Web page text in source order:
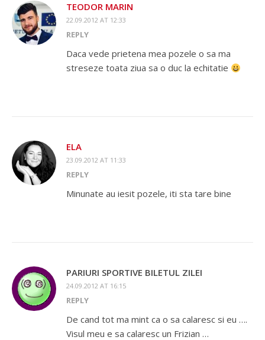
TEODOR MARIN
22.09.2012 AT 12:33
REPLY
Daca vede prietena mea pozele o sa ma
streseze toata ziua sa o duc la echitatie
ELA
23.09.2012 AT 11:33
REPLY
Minunate au iesit pozele, iti sta tare bine
PARIURI SPORTIVE BILETUL ZILEI
24.09.2012 AT 16:15
REPLY
De cand tot ma mint ca o sa calaresc si eu ….
Visul meu e sa calaresc un Frizian …